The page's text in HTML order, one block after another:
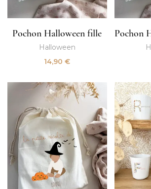
Pochon Halloween fille
Halloween
14,90€